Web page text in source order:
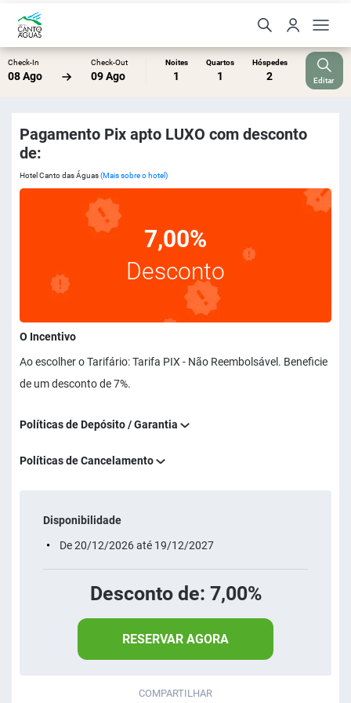
Check-In
08 Ago
Check-Out
09 Ago
Noites
1
Quartos
1
Hóspedes
2 Editar
Pagamento Pix apto LUXO com desconto
de:
Hotel Canto das Águas(Mais sobre o hotel)
7,00%
Desconto
O Incentivo
Ao escolher o Tarifário: Tarifa PIX - Não Reembolsável. Beneficie
de um desconto de 7%.
Políticas de Depósito / Garantia
Políticas de Cancelamento
Disponibilidade
De 20/12/2026 até 19/12/2027
Desconto de: 7,00%
RESERVAR AGORA
COMPARTILHAR